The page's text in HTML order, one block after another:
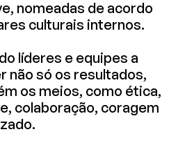
nomeadas de acordo
culturais internos.
líderes e equipes a
não só os resultados,
os meios, como ética,
colaboração, coragem